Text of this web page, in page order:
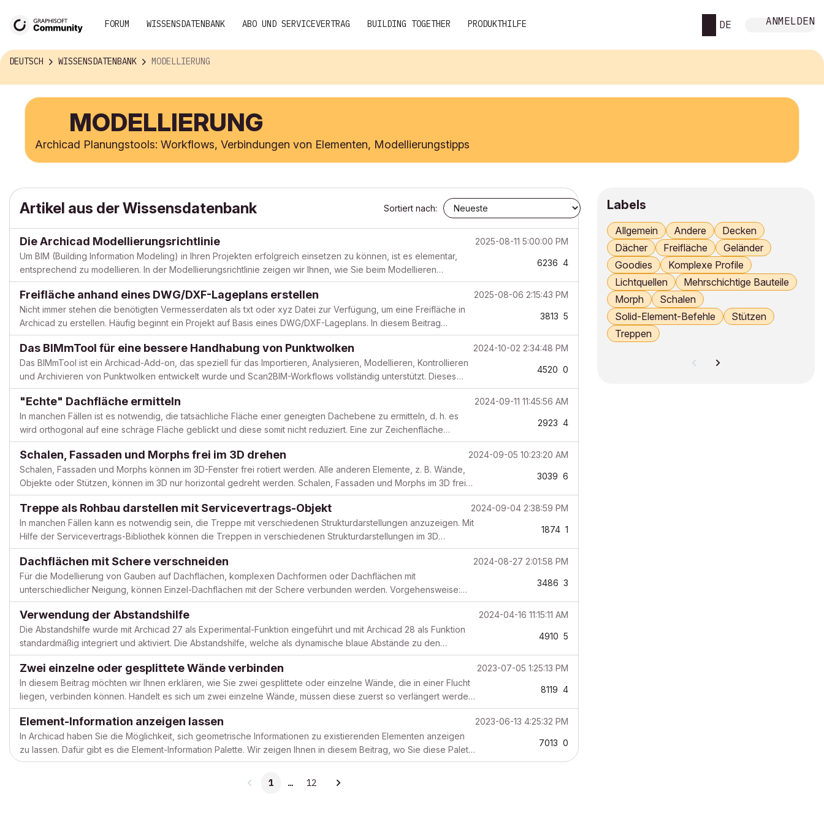
FORUM WISSENSDATENBANK ABO UND SERVICEVERTRAG BUILDING TOGETHER PRODUKTHILFE DE ANMELDEN
DEUTSCH WISSENSDATENBANK MODELLIERUNG
MODELLIERUNG
Archicad Planungstools: Workflows, Verbindungen von Elementen, Modellierungstipps
Artikel aus der Wissensdatenbank Sortiert nach:
Die Archicad Modellierungsrichtlinie
2025-08-11 5:00:00 PM
Um BIM (Building Information Modeling) in Ihren Projekten erfolgreich einsetzen zu können, ist es elementar,
entsprechend zu modellieren. In der Modellierungsrichtlinie zeigen wir Ihnen, wie Sie beim Modellieren
vorgehen sollten, um das bestmögliche Ergebnis im Projekt und b...
6236 4
Freifläche anhand eines DWG/DXF-Lageplans erstellen
2025-08-06 2:15:43 PM
Nicht immer stehen die benötigten Vermesserdaten als txt oder xyz Datei zur Verfügung, um eine Freifläche in
Archicad zu erstellen. Häufig beginnt ein Projekt auf Basis eines DWG/DXF-Lageplans. In diesem Beitrag
erläutern wir Ihnen, wie Sie dennoch eine Freifläche auf Grundl...
3813 5
Das BIMmTool für eine bessere Handhabung von Punktwolken
2024-10-02 2:34:48 PM
Das BIMmTool ist ein Archicad-Add-on, das speziell für das Importieren, Analysieren, Modellieren, Kontrollieren
und Archivieren von Punktwolken entwickelt wurde und Scan2BIM-Workflows vollständig unterstützt. Dieses
Tool ist nahtlos in die Archicad-Umgebung integriert, um al...
4520 0
"Echte" Dachfläche ermitteln
2024-09-11 11:45:56 AM
In manchen Fällen ist es notwendig, die tatsächliche Fläche einer geneigten Dachebene zu ermitteln, d. h. es
wird orthogonal auf eine schräge Fläche geblickt und diese somit nicht reduziert. Eine zur Zeichenfläche
orthogonale Dachaufsicht ist dann nicht ausreichend. Dieser A...
2923 4
Schalen, Fassaden und Morphs frei im 3D drehen
2024-09-05 10:23:20 AM
Schalen, Fassaden und Morphs können im 3D-Fenster frei rotiert werden. Alle anderen Elemente, z. B. Wände,
Objekte oder Stützen, können im 3D nur horizontal gedreht werden. Schalen, Fassaden und Morphs im 3D frei
drehen durch: 1. Definition der Rotationsachse Wenn der Befehl...
3039 6
Treppe als Rohbau darstellen mit Servicevertrags-Objekt
2024-09-04 2:38:59 PM
In manchen Fällen kann es notwendig sein, die Treppe mit verschiedenen Strukturdarstellungen anzuzeigen. Mit
Hilfe der Servicevertrags-Bibliothek können die Treppen in verschiedenen Strukturdarstellungen im 3D
dargestellt werden. Dieser Artikel zeigt Ihnen, wie Sie eine Trep...
1874 1
Dachflächen mit Schere verschneiden
2024-08-27 2:01:58 PM
Für die Modellierung von Gauben auf Dachflächen, komplexen Dachformen oder Dachflächen mit
unterschiedlicher Neigung, können Einzel-Dachflächen mit der Schere verbunden werden. Vorgehensweise:
Auswahl einer Einzel-Dachfläche im 3D-Fenster. Die cmd-Taste für macOS bzw. strg-T...
3486 3
Verwendung der Abstandshilfe
2024-04-16 11:15:11 AM
Die Abstandshilfe wurde mit Archicad 27 als Experimental-Funktion eingeführt und mit Archicad 28 als Funktion
standardmäßig integriert und aktiviert. Die Abstandshilfe, welche als dynamische blaue Abstände zu den
umliegenden Elementen angezeigt wird, kann im Grundriss verwen...
4910 5
Zwei einzelne oder gesplittete Wände verbinden
2023-07-05 1:25:13 PM
In diesem Beitrag möchten wir Ihnen erklären, wie Sie zwei gesplittete oder einzelne Wände, die in einer Flucht
liegen, verbinden können. Handelt es sich um zwei einzelne Wände, müssen diese zuerst so verlängert werden,
dass sie aneinander stoßen.Markieren Sie dann die beide...
8119 4
Element-Information anzeigen lassen
2023-06-13 4:25:32 PM
In Archicad haben Sie die Möglichkeit, sich geometrische Informationen zu existierenden Elementen anzeigen
zu lassen. Dafür gibt es die Element-Information Palette. Wir zeigen Ihnen in diesem Beitrag, wo Sie diese Palette
finden und wie Sie diese nutzen können.Wo finde ich d...
7013 0
1 … 12
Labels
Allgemein Andere
Decken
Dächer
Freifläche
Geländer
Goodies
Komplexe Profile
Lichtquellen
Mehrschichtige Bauteile
Morph
Schalen
Solid-Element-Befehle
Stützen
Treppen